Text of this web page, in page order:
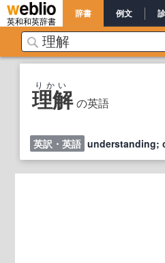
英和和英辞書
辞書 例文
理解 の英語
りかい
英訳・英語 understanding;